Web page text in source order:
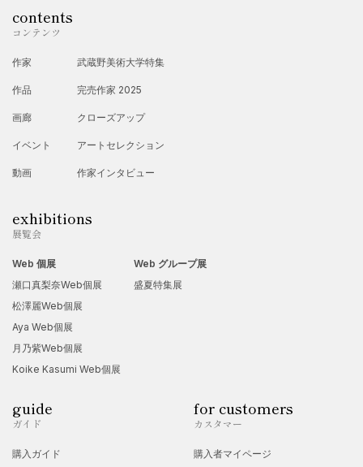
contents
コンテンツ
作家
作品
画廊
イベント
動画
武蔵野美術大学特集
完売作家 2025
クローズアップ
アートセレクション
作家インタビュー
exhibitions
展覧会
Web 個展
瀬口真梨奈Web個展
松澤麗Web個展
Aya Web個展
月乃紫Web個展
Koike Kasumi Web個展
Web グループ展
盛夏特集展
guide
ガイド
購入ガイド
for customers
カスタマー
購入者マイページ